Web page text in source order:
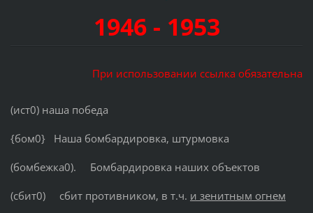
1946 - 1953
При использовании ссылка обязательна
(ист0) наша победа
{бом0} Наша бомбардировка, штурмовка
(бомбежка0). Бомбардировка наших объектов
(сбит0) сбит противником, в т.ч. и зенитным огнем